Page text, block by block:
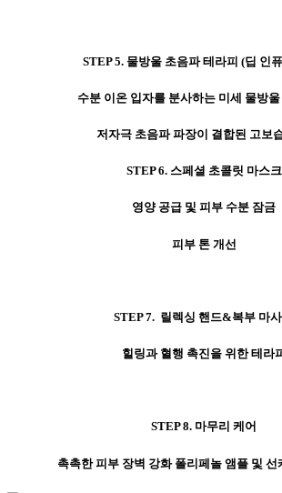
STEP 5. 물방울 초음파 테라피 (딥 인
수분 이온 입자를 분사하는 미세 물방
저자극 초음파 파장이 결합된 고보
STEP 6. 스페셜 초콜릿 마스크
영양 공급 및 피부 수분 잠금
피부 톤 개선
STEP 7. 릴렉싱 핸드&복부 마사
힐링과 혈행 촉진을 위한 테라
STEP 8. 마무리 케어
촉촉한 피부 장벽 강화 폴리페놀 앰플 및 선